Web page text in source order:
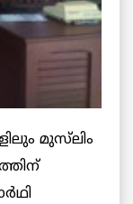
മുസ്‌ലിം